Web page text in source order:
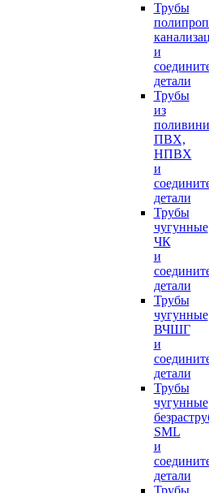
Трубы
и
детали
Трубы
из
ПВХ,
НПВХ
и
детали
Трубы
чугунные
ЧК
и
детали
Трубы
чугунные
ВЧШГ
и
детали
Трубы
чугунные
SML
и
детали
Трубы